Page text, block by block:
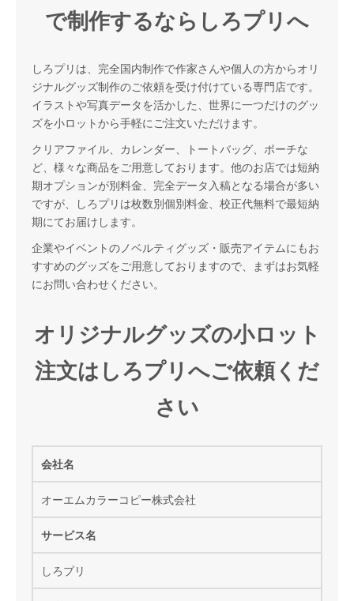
で制作するならしろプリへ
しろプリは、完全国内制作で作家さんや個人の方からオリ
ジナルグッズ制作のご依頼を受け付けている専門店です。
イラストや写真データを活かした、世界に一つだけのグッ
ズを小ロットから手軽にご注文いただけます。
クリアファイル、カレンダー、トートバッグ、ポーチな
ど、様々な商品をご用意しております。他のお店では短納
期オプションが別料金、完全データ入稿となる場合が多い
ですが、しろプリは枚数別個別料金、校正代無料で最短納
期にてお届けします。
企業やイベントのノベルティグッズ・販売アイテムにもお
すすめのグッズをご用意しておりますので、まずはお気軽
にお問い合わせください。
オリジナルグッズの小ロット
注文はしろプリへご依頼くだ
さい
会社名
オーエムカラーコピー株式会社
サービス名
しろプリ